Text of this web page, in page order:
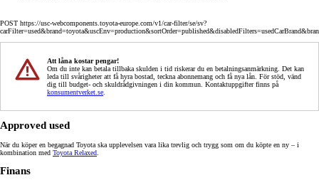
POST https://usc-webcomponents.toyota-europe.com/v1/car-filter/se/sv?
Att låna kostar pengar!
Om du inte kan betala tillbaka skulden i tid riskerar du en betalningsanmärkning. Det kan
leda till svårigheter att få hyra bostad, teckna abonnemang och få nya lån. För stöd, vänd
dig till budget- och skuldrådgivningen i din kommun. Kontaktuppgifter finns på
konsumentverket.se
Approved used
När du köper en begagnad Toyota ska upplevelsen vara lika trevlig och trygg som om du köpte en ny – i
kombination med Toyota Relaxed
Finans